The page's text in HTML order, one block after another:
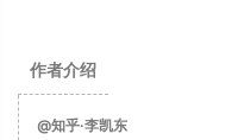
作者介绍
@知乎·李凯东